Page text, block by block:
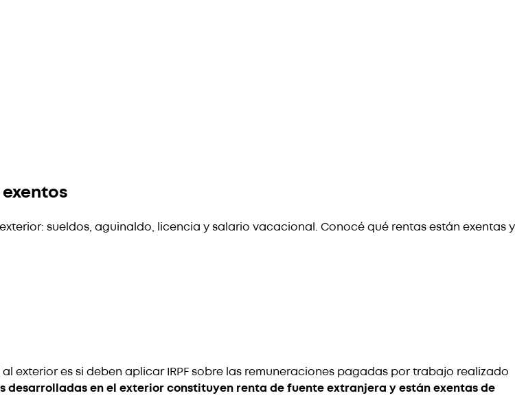
sueldos, aguinaldo, licencia y salario vacacional. Conocé qué rentas están exentas y
exterior es si deben aplicar IRPF sobre las remuneraciones pagadas por trabajo realizado
desarrolladas en el exterior constituyen renta de fuente extranjera y están exentas de